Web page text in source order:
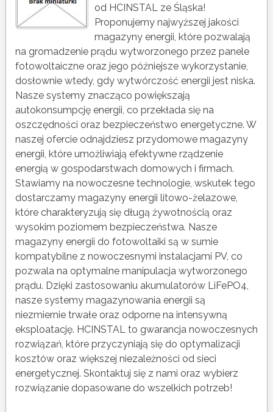
od HCINSTAL ze Śląska!
Proponujemy najwyższej jakości
magazyny energii, które pozwalają
na gromadzenie prądu wytworzonego przez panele
fotowoltaiczne oraz jego późniejsze wykorzystanie,
dosłownie wtedy, gdy wytwórczość energii jest niska.
Nasze systemy znacząco powiększają
autokonsumpcję energii, co przekłada się na
oszczędności oraz bezpieczeństwo energetyczne. W
naszej ofercie odnajdziesz przydomowe magazyny
energii, które umożliwiają efektywne rządzenie
energią w gospodarstwach domowych i firmach.
Stawiamy na nowoczesne technologie, wskutek tego
dostarczamy magazyny energii litowo-żelazowe,
które charakteryzują się długą żywotnością oraz
wysokim poziomem bezpieczeństwa. Nasze
magazyny energii do fotowoltaiki są w sumie
kompatybilne z nowoczesnymi instalacjami PV, co
pozwala na optymalne manipulacja wytworzonego
prądu. Dzięki zastosowaniu akumulatorów LiFePO4,
nasze systemy magazynowania energii są
niezmiernie trwałe oraz odporne na intensywną
eksploatację. HCINSTAL to gwarancja nowoczesnych
rozwiązań, które przyczyniają się do optymalizacji
kosztów oraz większej niezależności od sieci
energetycznej. Skontaktuj się z nami oraz wybierz
rozwiązanie dopasowane do wszelkich potrzeb!